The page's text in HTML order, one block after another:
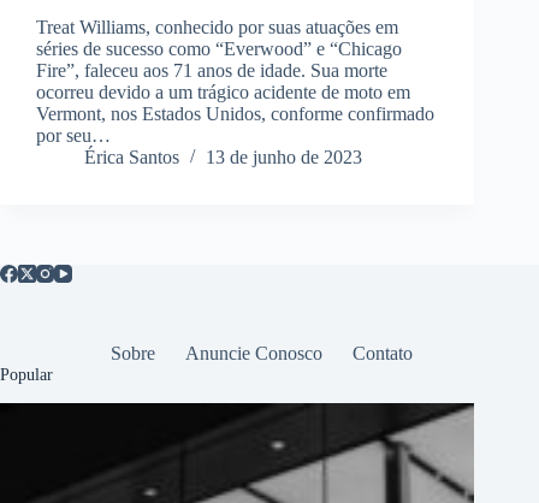
Treat Williams, conhecido por suas atuações em
séries de sucesso como “Everwood” e “Chicago
Fire”, faleceu aos 71 anos de idade. Sua morte
ocorreu devido a um trágico acidente de moto em
Vermont, nos Estados Unidos, conforme confirmado
por seu…
Érica Santos
13 de junho de 2023
Sobre Anuncie Conosco Contato
Popular